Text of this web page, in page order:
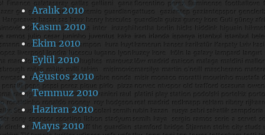
Aralık 2010
Kasım 2010
Ekim 2010
Eylül 2010
Ağustos 2010
Temmuz 2010
Haziran 2010
Mayıs 2010